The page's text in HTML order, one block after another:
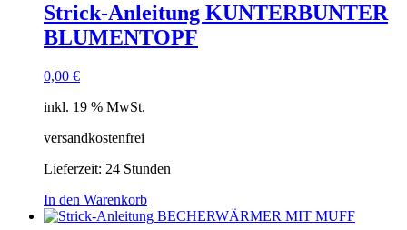
Strick-Anleitung KUNTERBUNTER
BLUMENTOPF
0,00 €
inkl. 19 % MwSt.
versandkostenfrei
Lieferzeit: 24 Stunden
In den Warenkorb